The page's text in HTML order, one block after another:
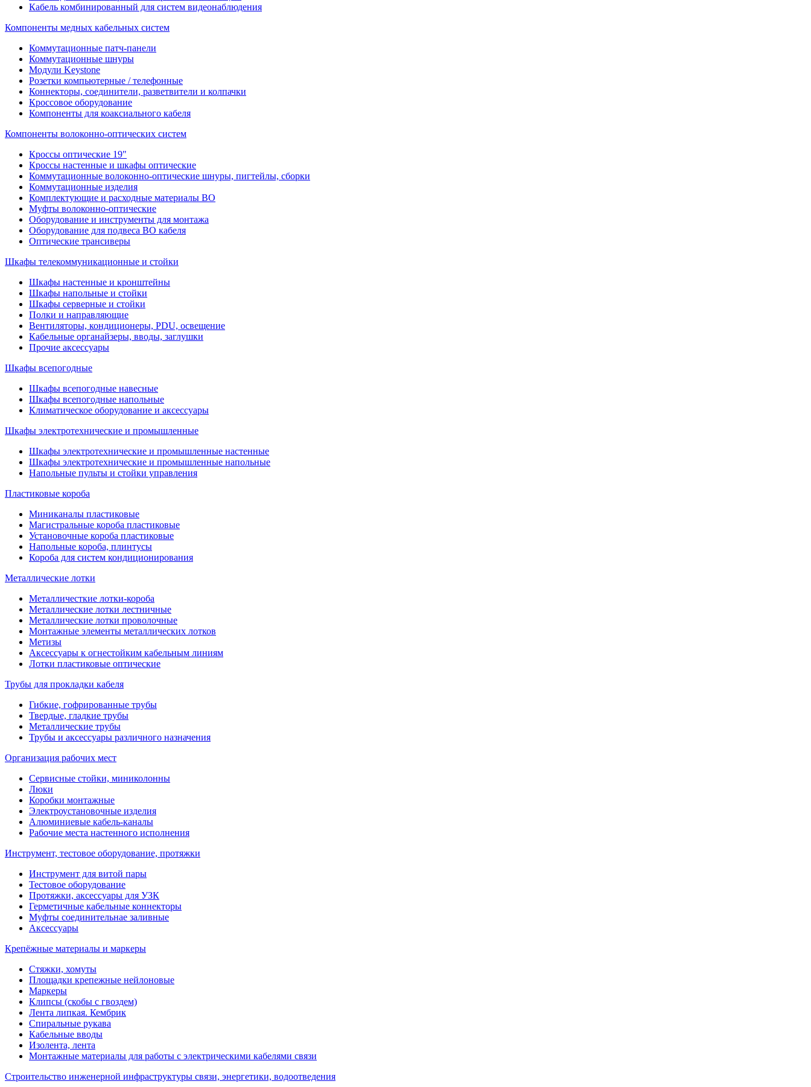
Кабель комбинированный для систем видеонаблюдения
Компоненты медных кабельных систем
Коммутационные патч-панели
Коммутационные шнуры
Модули Keystone
Розетки компьютерные / телефонные
Коннекторы, соединители, разветвители и колпачки
Кроссовое оборудование
Компоненты для коаксиального кабеля
Компоненты волоконно-оптических систем
Кроссы оптические 19"
Кроссы настенные и шкафы оптические
Коммутационные волоконно-оптические шнуры, пигтейлы, сборки
Коммутационные изделия
Комплектующие и расходные материалы ВО
Муфты волоконно-оптические
Оборудование и инструменты для монтажа
Оборудование для подвеса ВО кабеля
Оптические трансиверы
Шкафы телекоммуникационные и стойки
Шкафы настенные и кронштейны
Шкафы напольные и стойки
Шкафы серверные и стойки
Полки и направляющие
Вентиляторы, кондиционеры, PDU, освещение
Кабельные органайзеры, вводы, заглушки
Прочие аксеcсуары
Шкафы всепогодные
Шкафы всепогодные навесные
Шкафы всепогодные напольные
Климатическое оборудование и аксессуары
Шкафы электротехнические и промышленные
Шкафы электротехнические и промышленные настенные
Шкафы электротехнические и промышленные напольные
Напольные пульты и стойки управления
Пластиковые короба
Миниканалы пластиковые
Магистральные короба пластиковые
Установочные короба пластиковые
Напольные короба, плинтусы
Короба для систем кондиционирования
Металлические лотки
Металличесткие лотки-короба
Металлические лотки лестничные
Металлические лотки проволочные
Монтажные элементы металлических лотков
Метизы
Аксессуары к огнестойким кабельным линиям
Лотки пластиковые оптические
Трубы для прокладки кабеля
Гибкие, гофрированные трубы
Твердые, гладкие трубы
Металлические трубы
Трубы и аксессуары различного назначения
Организация рабочих мест
Сервисные стойки, миниколонны
Люки
Коробки монтажные
Электроустановочные изделия
Алюминиевые кабель-каналы
Рабочие места настенного исполнения
Инструмент, тестовое оборудование, протяжки
Инструмент для витой пары
Тестовое оборудование
Протяжки, аксессуары для УЗК
Герметичные кабельные коннекторы
Муфты соединительнае заливные
Аксессуары
Крепёжные материалы и маркеры
Стяжки, хомуты
Площадки крепежные нейлоновые
Маркеры
Клипсы (скобы с гвоздем)
Лента липкая. Кембрик
Спиральные рукава
Кабельные вводы
Изолента, лента
Монтажные материалы для работы с электрическими кабелями связи
Строительство инженерной инфраструктуры связи, энергетики, водоотведения